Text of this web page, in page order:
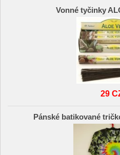
Vonné tyčinky
29
Pánské batikované